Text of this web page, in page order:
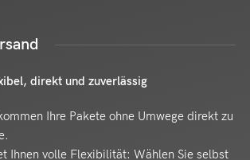
direkt und zuverlässig
Ihre Pakete ohne Umwege direkt zu
Ihnen volle Flexibilität: Wählen Sie selbst